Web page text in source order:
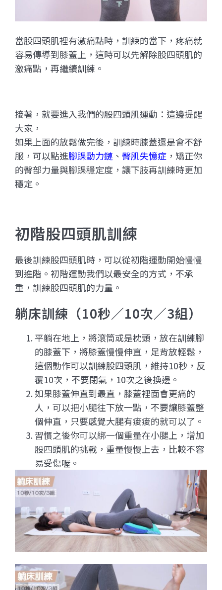
當股四頭肌裡有激痛點時，訓練的當下，疼痛就
容易傳導到膝蓋上，這時可以先解除股四頭肌的
激痛點，再繼續訓練。
接著，就要進入我們的股四頭肌運動：這邊提醒
大家，
如果上面的放鬆做完後，訓練時膝蓋還是會不舒
服，可以點進腳踝動力鏈 、 臀肌失憶症 ，矯正你
的臀部力量與腳踝穩定度，讓下肢再訓練時更加
穩定。
初階股四頭肌訓練
最後訓練股四頭肌時， 可以從初階運動開始慢慢
到進階。 初階運動我們以最安全的方式，不承
重，訓練股四頭肌的力量。
躺床訓練（10秒／10次／3組）
平躺在地上，將滾筒或是枕頭，放在訓練腳
的膝蓋下，將膝蓋慢慢伸直，足背放輕鬆，
這個動作可以訓練股四頭肌，維持10秒，反
覆10次，不要閉氣，10次之後換邊。
如果膝蓋伸直到最直，膝蓋裡面會更痛的
人，可以把小腿往下放一點，不要讓膝蓋整
個伸直， 只要感覺大腿有痠痠的就可以了。
習慣之後你可以綁一個重量在小腿上，增加
股四頭肌的挑戰，重量慢慢上去，比較不容
易受傷喔。